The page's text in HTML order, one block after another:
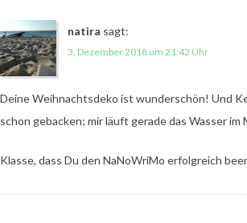
natira sagt:
3. Dezember 2018 um 21:42 Uhr
Deine Weihnachtsdeko ist wunderschön! Und
schon gebacken; mir läuft gerade das Wasser im
Klasse, dass Du den NaNoWriMo erfolgreich